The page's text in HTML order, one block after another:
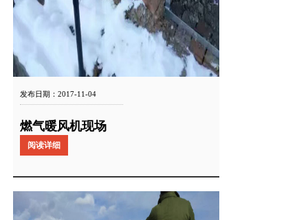
发布日期：2017-11-04
燃气暖风机现场
阅读详细